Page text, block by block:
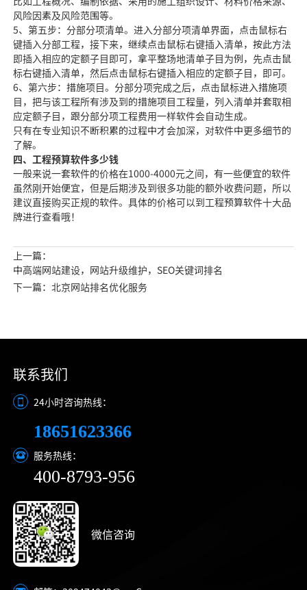
风险因素及风险范围等。
5、第五步：分部分项清单。进入分部分项清单界面，点击鼠标右
键插入分部工程，接下来，继续点击鼠标右键插入清单，按此方法
即插入相应的定额子目即可，拿平整场地清单子目为例，先点击鼠
标右键插入清单，然后点击鼠标右键插入相应的定额子目，即可。
6、第六步：措施项目。分部分项完成之后，点击鼠标进入措施项
目，把与该工程所有涉及到的措施项目工程量，列入清单并套取相
应定额子目，跟分部分项工程费用一样软件会自动生成。
只有在专业知识不断积累的过程中才会加深，对软件中更多细节的
了解。
四、工程预算软件多少钱
一般来说一套软件的价格在1000-4000元之间，有一些便宜的软件
虽然刚开始便宜，但是后期涉及到很多功能的额外收费问题，所以
建议直接购买正规的软件。具体的价格可以到工程预算软件十大品
牌进行查看哦！
上一篇：
中高端网站建设，网站升级维护，SEO关键词排名
下一篇：北京网站排名优化服务
联系我们
24小时咨询热线：
18651623366
服务热线：
400-8793-956
微信咨询